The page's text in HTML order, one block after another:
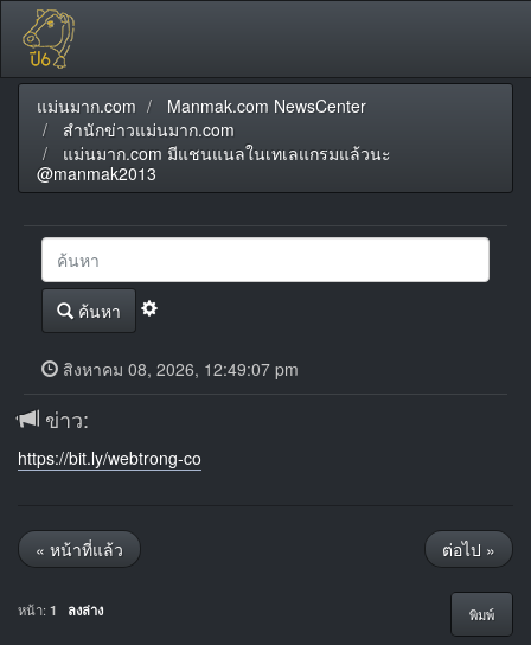
แม่นมาก.com
Manmak.com NewsCenter
สำนักข่าวแม่นมาก.com
แม่นมาก.com มีแชนแนลในเทเลแกรมแล้วนะ
@manmak2013
ค้นหา
สิงหาคม 08, 2026, 12:49:07 pm
ข่าว:
https://bit.ly/webtrong-co
« หน้าที่แล้ว ต่อไป »
พิมพ์
หน้า: 1 ลงล่าง